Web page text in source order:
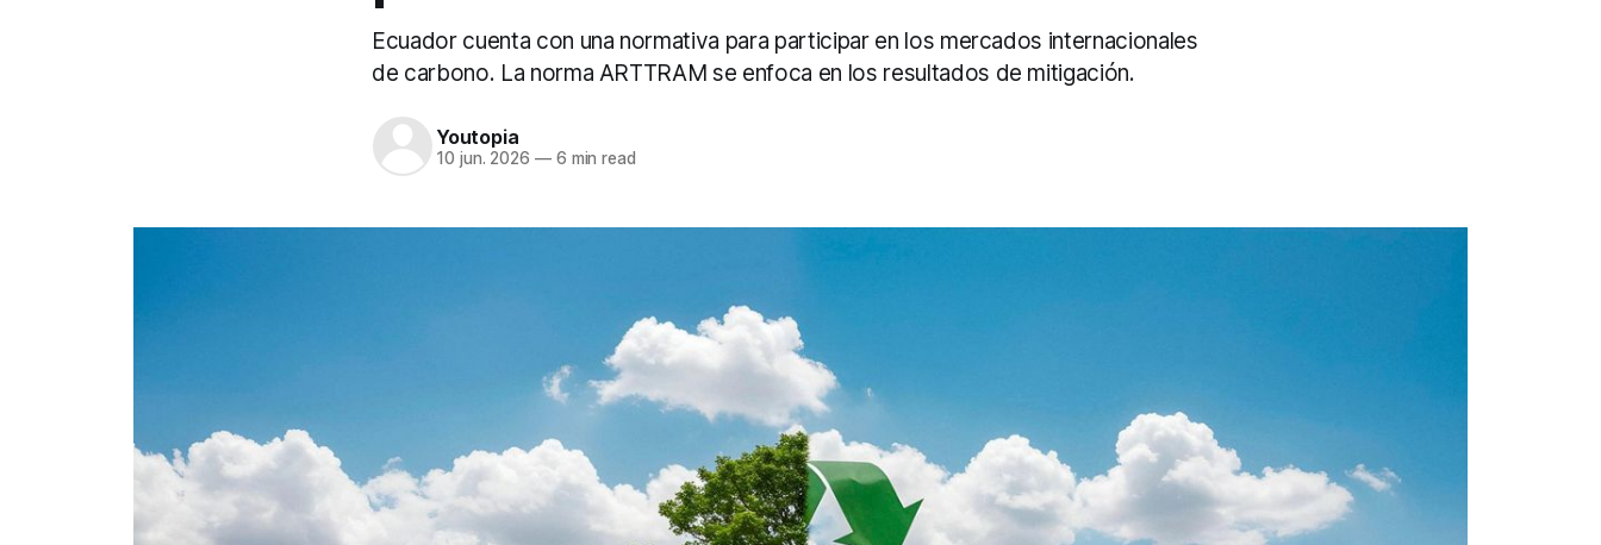
Ecuador cuenta con una normativa para participar en los mercados internacionales
de carbono. La norma ARTTRAM se enfoca en los resultados de mitigación.
Youtopia
10 jun. 2026 —6 min read